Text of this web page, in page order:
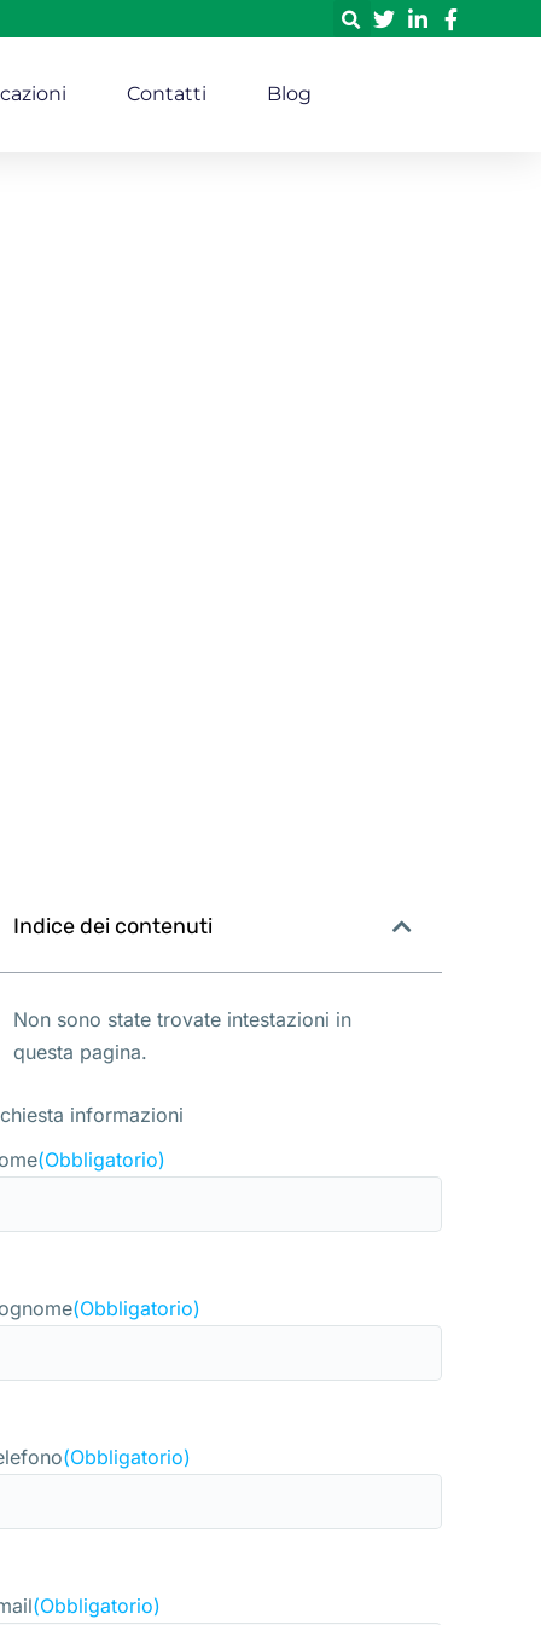
Contatti Blog
Indice dei contenuti
Non sono state trovate intestazioni in
questa pagina.
informazioni
(Obbligatorio)
(Obbligatorio)
(Obbligatorio)
(Obbligatorio)